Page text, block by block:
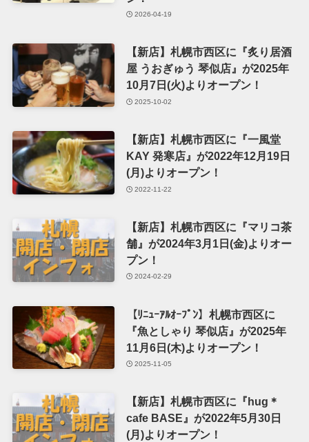
2026-04-19
【新店】札幌市西区に『炙り居酒
屋 うおぎゅう 琴似店』が2025年
10月7日(火)よりオープン！
2025-10-02
【新店】札幌市西区に『一風堂
KAY 発寒店』が2022年12月19日
(月)よりオープン！
2022-11-22
【新店】札幌市西区に『マリコ茶
舗』が2024年3月1日(金)よりオー
プン！
2024-02-29
【ﾘﾆｭｰｱﾙｵｰﾌﾟﾝ】札幌市西区に
『魚としゃり 琴似店』が2025年
11月6日(木)よりオープン！
2025-11-05
【新店】札幌市西区に『hug＊
cafe BASE』が2022年5月30日
(月)よりオープン！